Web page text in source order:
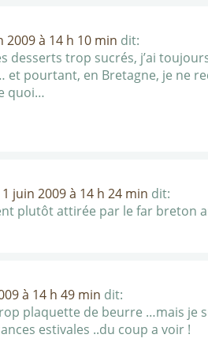
2009 à 14 h 10 min dit:
desserts trop sucrés, j’ai
pourtant, en Bretagne, je ne
quoi…
1 juin 2009 à 14 h 24 min dit:
plutôt attirée par le far breton
à 14 h 49 min dit:
plaquette de beurre …mais je
estivales ..du coup a voir !